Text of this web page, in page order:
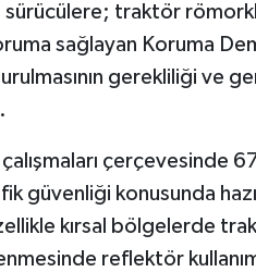
sürücülere; traktör
sağlayan Koruma
gerekliliği ve
çalışmaları
güvenliği konusunda
kırsal bölgelerde
reflektör